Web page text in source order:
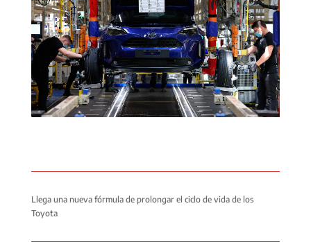
Llega una nueva fórmula de prolongar el ciclo de vida de los
Toyota